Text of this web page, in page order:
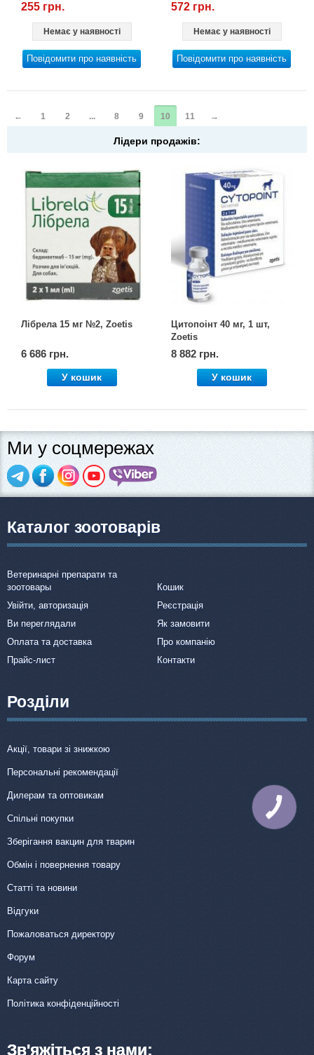
255 грн.
Немає у наявності
Повідомити про наявність
572 грн.
Немає у наявності
Повідомити про наявність
← 1 2 ... 8 9 10 11 →
Лідери продажів:
Лібрела 15 мг №2, Zoetis
6 686 грн.
У кошик
Цитопоінт 40 мг, 1 шт,
Zoetis
8 882 грн.
У кошик
Ми у соцмережах
Каталог зоотоварів
Ветеринарні препарати та
зоотовары
Кошик
Увійти, авторизація
Реєстрація
Ви переглядали
Як замовити
Оплата та доставка
Про компанію
Прайс-лист
Контакти
Розділи
Акції, товари зі знижкою
Персональні рекомендації
Дилерам та оптовикам
Спільні покупки
Зберігання вакцин для тварин
Обмін і повернення товару
Статті та новини
Відгуки
Пожаловаться директору
Форум
Карта сайту
Політика конфіденційності
Зв'яжіться з нами:
КНОПКА
ЗВ'ЯЗКУ